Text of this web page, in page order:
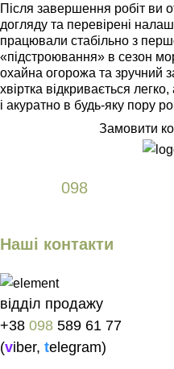
Після завершення робіт ви
догляду та перевірені
працювали стабільно з
«підстроювання» в сезон
охайна огорожа та зручний
хвіртка відкривається
і акуратно в будь-яку пору
Замовити
098589 61 77
Наші контакти
відділ продажу
+38 098 589 61 77
(viber, telegram)